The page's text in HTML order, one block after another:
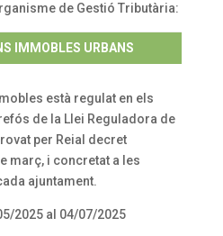
de Gestió Tributària:
IMMOBLES URBANS
està regulat en els
de la Llei Reguladora de
per Reial decret
març, i concretat a les
ajuntament.
2025 al 04/07/2025